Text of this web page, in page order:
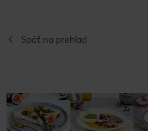
Späť na prehľad